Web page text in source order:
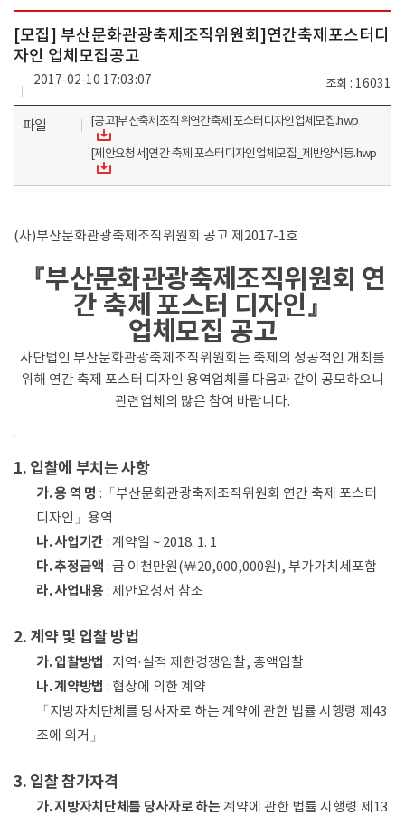
[모집] 부산문화관광축제조직위원회]연간축제포스터디
자인 업체모집공고
조회 16031
2017-02-10 17:03:07
파일 [공고]부산축제조직위연간축제 포스터디자인업체모집.hwp
[제안요청서]연간 축제 포스터디자인업체모집_제반양식등.hwp
(사)부산문화관광축제조직위원회 공고 제2017-1호
『부산문화관광축제조직위원회 연
간 축제 포스터 디자인』
업체모집 공고
사단법인 부산문화관광축제조직위원회는 축제의 성공적인 개최를
위해 연간 축제 포스터 디자인 용역업체를 다음과 같이 공모하오니
관련업체의 많은 참여 바랍니다.
1. 입찰에 부치는 사항
가. 용 역 명 :「부산문화관광축제조직위원회 연간 축제 포스터
디자인」용역
나. 사업기간 : 계약일 ~ 2018. 1. 1
다. 추정금액 : 금 이천만원(￦20,000,000원), 부가가치세포함
라. 사업내용 : 제안요청서 참조
2. 계약 및 입찰 방법
가. 입찰방법 : 지역·실적 제한경쟁입찰, 총액입찰
나. 계약방법 : 협상에 의한 계약
「지방자치단체를 당사자로 하는 계약에 관한 법률 시행령 제43
조에 의거」
3. 입찰 참가자격
가. 지방자치단체를 당사자로 하는 계약에 관한 법률 시행령 제13